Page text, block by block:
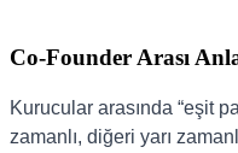
Co-Founder Arası
Kurucular arasında “eşit
zamanlı, diğeri yarı